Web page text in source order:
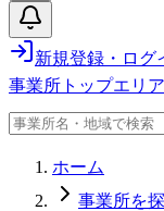
新規登録・ログ
事業所トップエリ
ホーム
事業所を